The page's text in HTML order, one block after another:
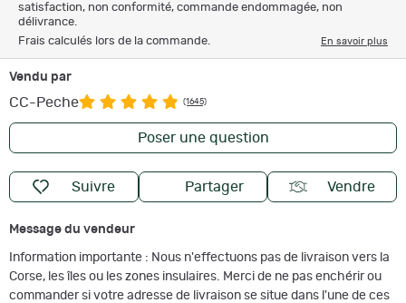
satisfaction, non conformité, commande endommagée, non
délivrance.
Frais calculés lors de la commande.
En savoir plus
Vendu par
CC-Peche (1645)
Poser une question
Suivre Partager Vendre
Message du vendeur
Information importante : Nous n'effectuons pas de livraison vers la
Corse, les îles ou les zones insulaires. Merci de ne pas enchérir ou
commander si votre adresse de livraison se situe dans l'une de ces